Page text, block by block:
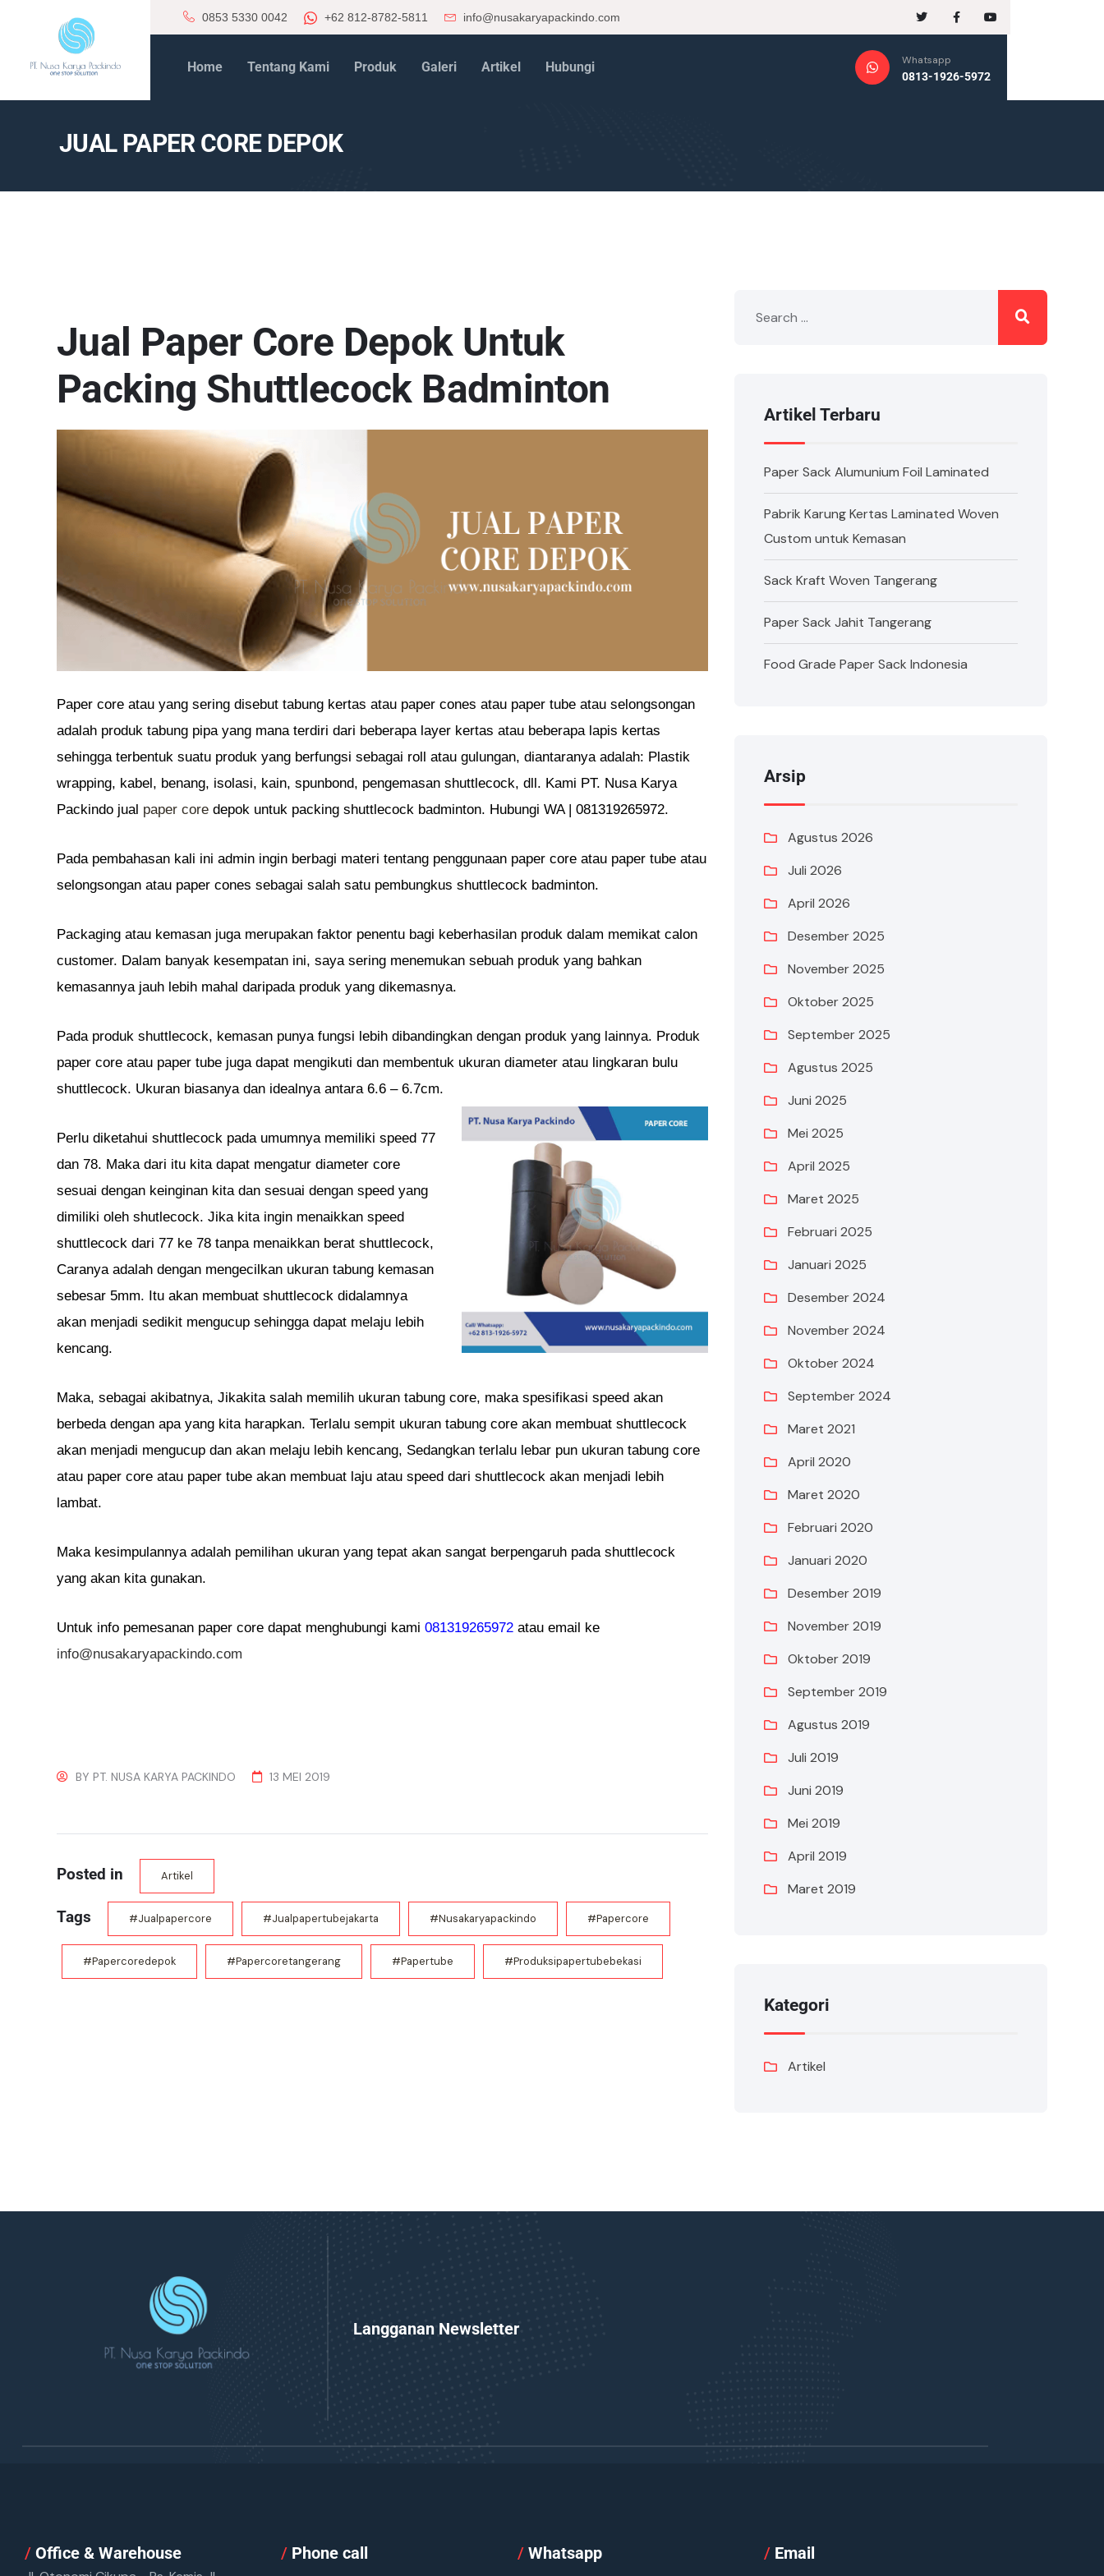
0853 5330 0042 +62 812-8782-5811 info@nusakaryapackindo.com
Home Tentang Kami Produk Galeri Artikel Hubungi
Whatsapp
0813-1926-5972
JUAL PAPER CORE DEPOK
Jual Paper Core Depok Untuk
Packing Shuttlecock Badminton
Paper core atau yang sering disebut tabung kertas atau paper cones atau paper tube atau selongsongan
adalah produk tabung pipa yang mana terdiri dari beberapa layer kertas atau beberapa lapis kertas
sehingga terbentuk suatu produk yang berfungsi sebagai roll atau gulungan, diantaranya adalah: Plastik
wrapping, kabel, benang, isolasi, kain, spunbond, pengemasan shuttlecock, dll. Kami PT. Nusa Karya
Packindo jual paper core depok untuk packing shuttlecock badminton. Hubungi WA | 081319265972.
Pada pembahasan kali ini admin ingin berbagi materi tentang penggunaan paper core atau paper tube atau
selongsongan atau paper cones sebagai salah satu pembungkus shuttlecock badminton.
Packaging atau kemasan juga merupakan faktor penentu bagi keberhasilan produk dalam memikat calon
customer. Dalam banyak kesempatan ini, saya sering menemukan sebuah produk yang bahkan
kemasannya jauh lebih mahal daripada produk yang dikemasnya.
Pada produk shuttlecock, kemasan punya fungsi lebih dibandingkan dengan produk yang lainnya. Produk
paper core atau paper tube juga dapat mengikuti dan membentuk ukuran diameter atau lingkaran bulu
shuttlecock. Ukuran biasanya dan idealnya antara 6.6 – 6.7cm.
Perlu diketahui shuttlecock pada umumnya memiliki speed 77
dan 78. Maka dari itu kita dapat mengatur diameter core
sesuai dengan keinginan kita dan sesuai dengan speed yang
dimiliki oleh shutlecock. Jika kita ingin menaikkan speed
shuttlecock dari 77 ke 78 tanpa menaikkan berat shuttlecock,
Caranya adalah dengan mengecilkan ukuran tabung kemasan
sebesar 5mm. Itu akan membuat shuttlecock didalamnya
akan menjadi sedikit mengucup sehingga dapat melaju lebih
kencang.
Maka, sebagai akibatnya, Jikakita salah memilih ukuran tabung core, maka spesifikasi speed akan
berbeda dengan apa yang kita harapkan. Terlalu sempit ukuran tabung core akan membuat shuttlecock
akan menjadi mengucup dan akan melaju lebih kencang, Sedangkan terlalu lebar pun ukuran tabung core
atau paper core atau paper tube akan membuat laju atau speed dari shuttlecock akan menjadi lebih
lambat.
Maka kesimpulannya adalah pemilihan ukuran yang tepat akan sangat berpengaruh pada shuttlecock
yang akan kita gunakan.
Untuk info pemesanan paper core dapat menghubungi kami 081319265972 atau email ke
info@nusakaryapackindo.com
BY PT. NUSA KARYA PACKINDO 13 MEI 2019
Posted in Artikel
Tags #jualpapercore #jualpapertubejakarta #nusakaryapackindo #papercore
#papercoredepok #papercoretangerang #papertube #produksipapertubebekasi
Artikel Terbaru
Paper Sack Alumunium Foil Laminated
Pabrik Karung Kertas Laminated Woven
Custom untuk Kemasan
Sack Kraft Woven Tangerang
Paper Sack Jahit Tangerang
Food Grade Paper Sack Indonesia
Arsip
Agustus 2026
Juli 2026
April 2026
Desember 2025
November 2025
Oktober 2025
September 2025
Agustus 2025
Juni 2025
Mei 2025
April 2025
Maret 2025
Februari 2025
Januari 2025
Desember 2024
November 2024
Oktober 2024
September 2024
Maret 2021
April 2020
Maret 2020
Februari 2020
Januari 2020
Desember 2019
November 2019
Oktober 2019
September 2019
Agustus 2019
Juli 2019
Juni 2019
Mei 2019
April 2019
Maret 2019
Kategori
Artikel
Langganan Newsletter
/ Office & Warehouse / Phone call /Whatsapp /Email